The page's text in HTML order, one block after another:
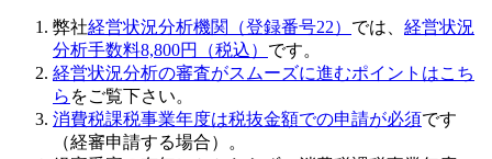
弊社経営状況分析機関（登録番号22） では、 経営状況
分析手数料8,800円（税込） です。
経営状況分析の審査がスムーズに進むポイントはこち
ら をご覧下さい。
消費税課税事業年度は税抜金額での申請が必須です
（経審申請する場合）。